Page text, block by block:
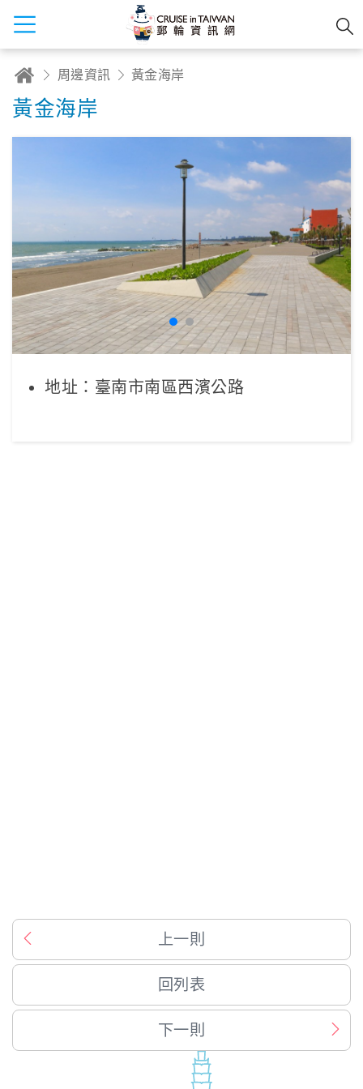
周邊資訊 黃金海岸
黃金海岸
地址：臺南市南區西濱公路
上一則
回列表
下一則